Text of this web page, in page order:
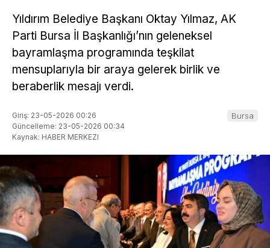
Yıldırım Belediye Başkanı Oktay Yılmaz, AK
Parti Bursa İl Başkanlığı’nın geleneksel
bayramlaşma programında teşkilat
mensuplarıyla bir araya gelerek birlik ve
beraberlik mesajı verdi.
Giriş: 23-05-2026 00:26
Güncelleme: 23-05-2026 00:34
Kaynak: HABER MERKEZI
Bursa